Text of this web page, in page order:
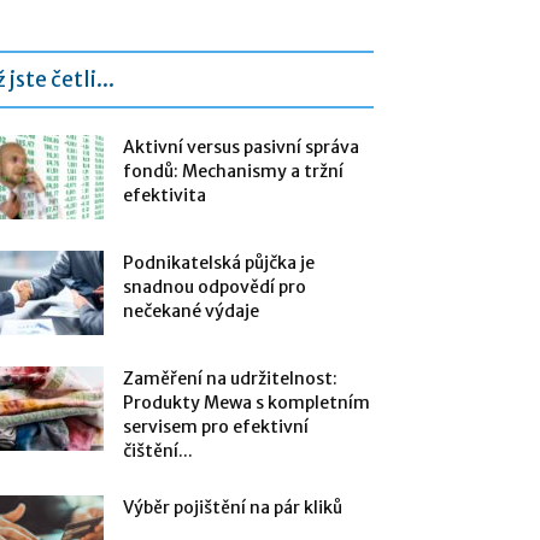
jste četli...
Aktivní versus pasivní správa
fondů: Mechanismy a tržní
efektivita
Podnikatelská půjčka je
snadnou odpovědí pro
nečekané výdaje
Zaměření na udržitelnost:
Produkty Mewa s kompletním
servisem pro efektivní
čištění...
Výběr pojištění na pár kliků